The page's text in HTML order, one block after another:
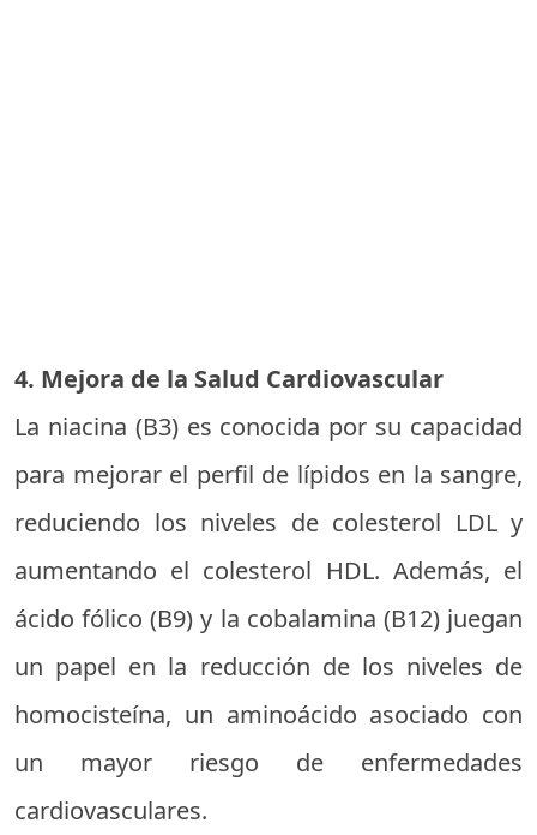
4. Mejora de la Salud Cardiovascular
La niacina (B3) es conocida por su capacidad
para mejorar el perfil de lípidos en la sangre,
reduciendo los niveles de colesterol LDL y
aumentando el colesterol HDL. Además, el
ácido fólico (B9) y la cobalamina (B12) juegan
un papel en la reducción de los niveles de
homocisteína, un aminoácido asociado con
un mayor riesgo de enfermedades
cardiovasculares.